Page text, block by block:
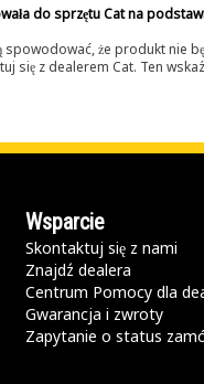
do sprzętu Cat na
że produkt nie
się z dealerem Cat. Ten
Wsparcie
Skontaktuj się z nami
Znajdź dealera
Centrum Pomocy dla
Gwarancja i zwroty
Zapytanie o status